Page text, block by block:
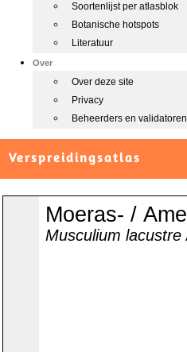
Soortenlijst per atlasblok
Botanische hotspots
Literatuur
Over
Over deze site
Privacy
Beheerders en validatoren
Verspreidingsatlas